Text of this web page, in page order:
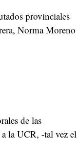
provinciales
Norma Moreno
de las
la UCR, -tal vez el